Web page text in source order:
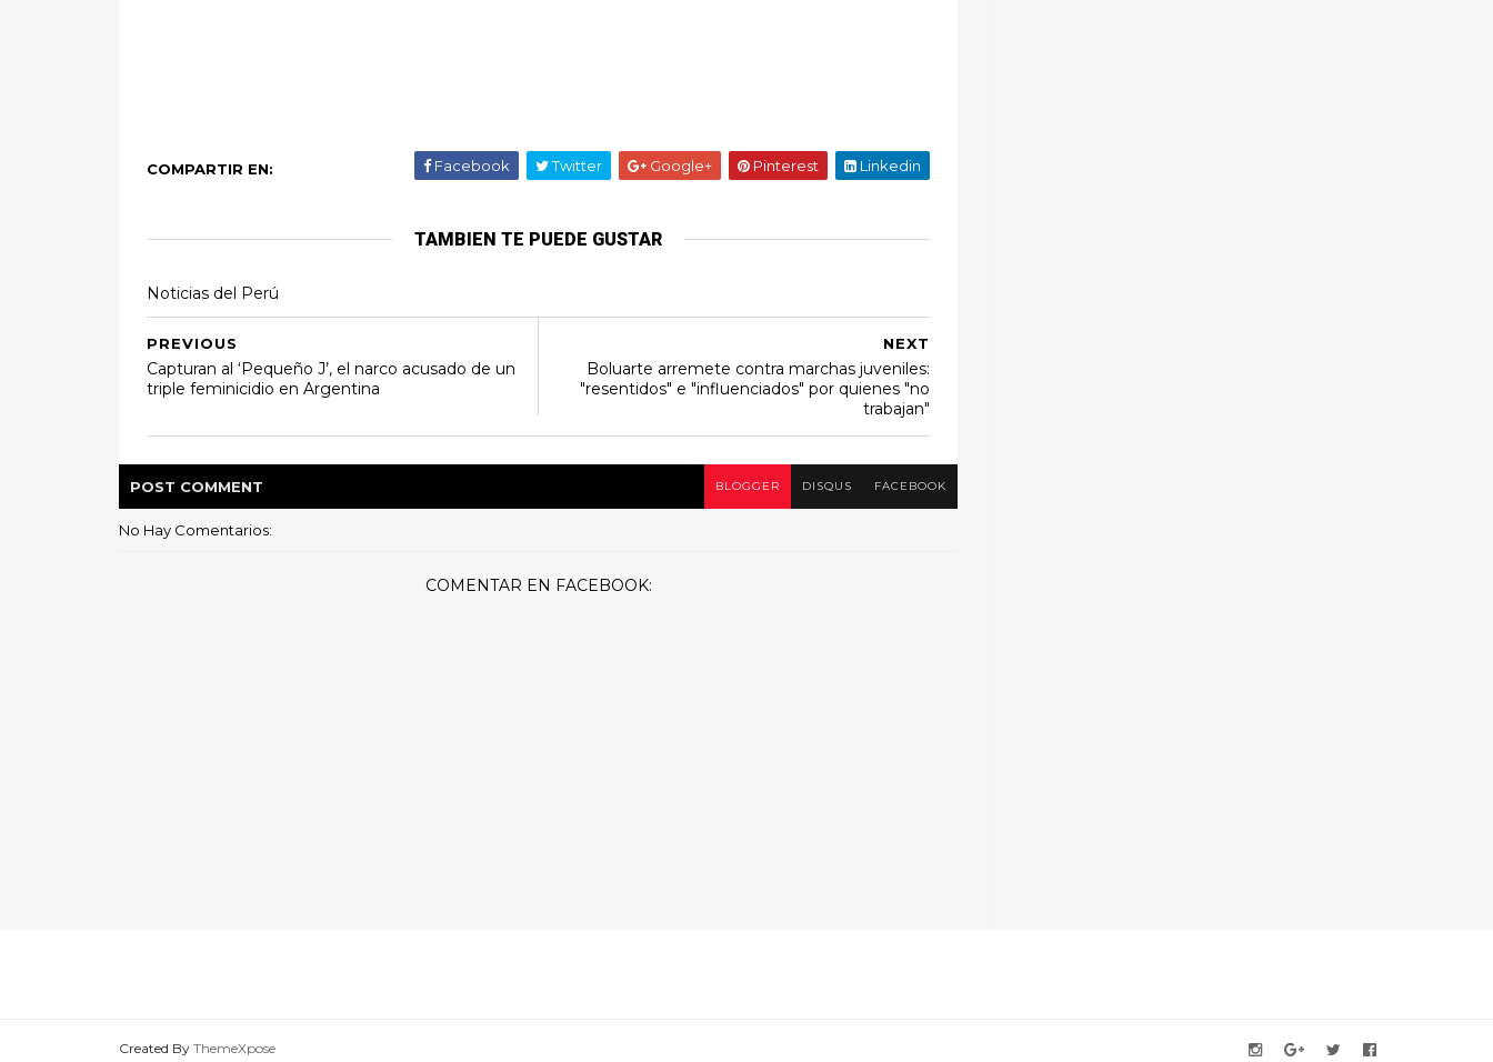
COMPARTIR EN: Facebook Twitter Google+ Pinterest Linkedin
TAMBIEN TE PUEDE GUSTAR
Noticias del Perú
NEXT
Boluarte arremete contra marchas juveniles:
"resentidos" e "influenciados" por quienes "no
trabajan"
PREVIOUS
Capturan al ‘Pequeño J’, el narco acusado de un
triple feminicidio en Argentina
POST COMMENT BLOGGER DISQUS FACEBOOK
No Hay Comentarios:
COMENTAR EN FACEBOOK:
Created By ThemeXpose